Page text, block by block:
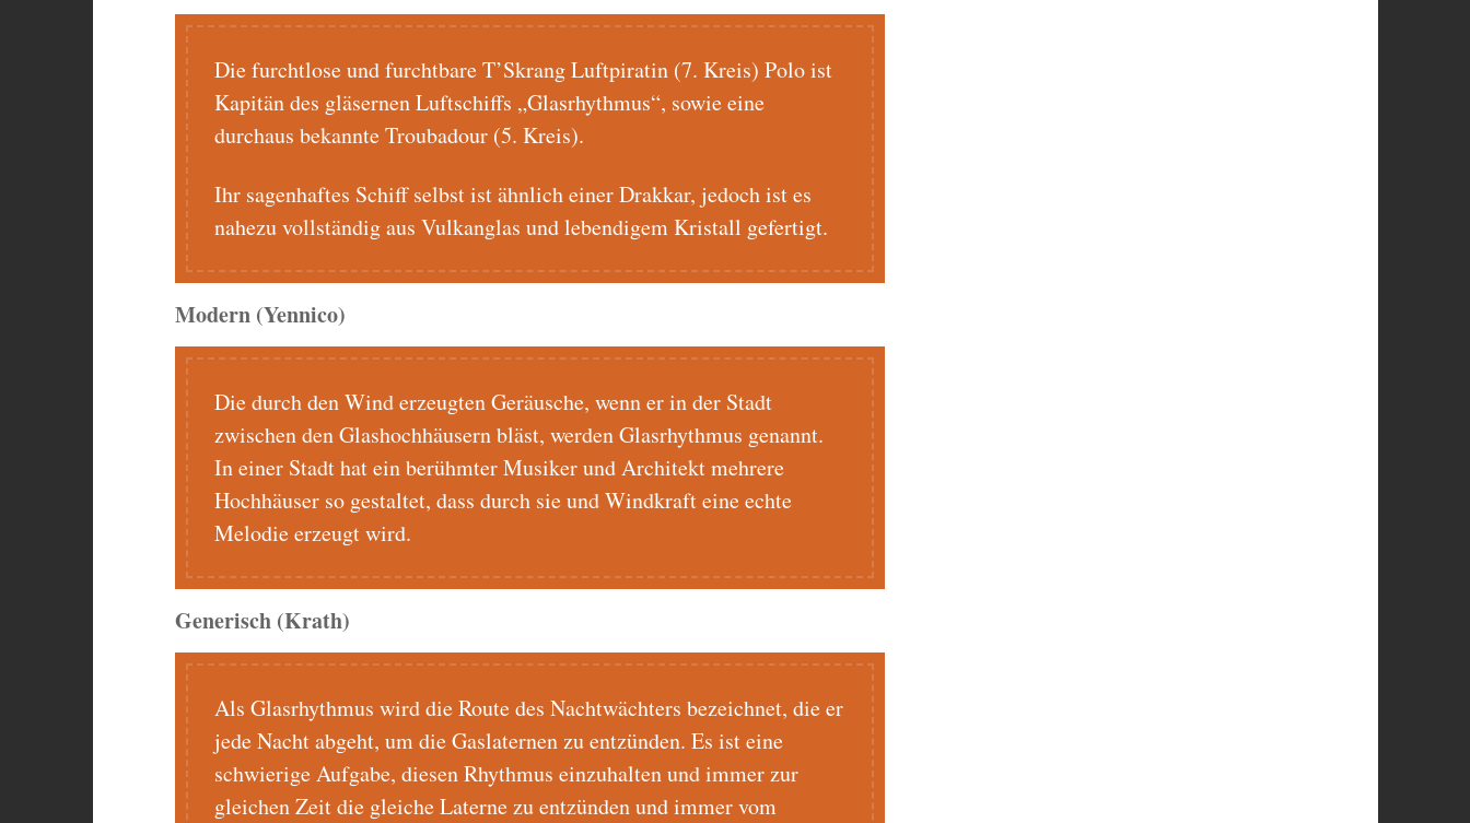
Die furchtlose und furchtbare T’Skrang Luftpiratin (7. Kreis) Polo ist
Kapitän des gläsernen Luftschiffs „Glasrhythmus“, sowie eine
durchaus bekannte Troubadour (5. Kreis).
Ihr sagenhaftes Schiff selbst ist ähnlich einer Drakkar, jedoch ist es
nahezu vollständig aus Vulkanglas und lebendigem Kristall gefertigt.
Modern (Yennico)
Die durch den Wind erzeugten Geräusche, wenn er in der Stadt
zwischen den Glashochhäusern bläst, werden Glasrhythmus genannt.
In einer Stadt hat ein berühmter Musiker und Architekt mehrere
Hochhäuser so gestaltet, dass durch sie und Windkraft eine echte
Melodie erzeugt wird.
Generisch (Krath)
Als Glasrhythmus wird die Route des Nachtwächters bezeichnet, die er
jede Nacht abgeht, um die Gaslaternen zu entzünden. Es ist eine
schwierige Aufgabe, diesen Rhythmus einzuhalten und immer zur
gleichen Zeit die gleiche Laterne zu entzünden und immer vom